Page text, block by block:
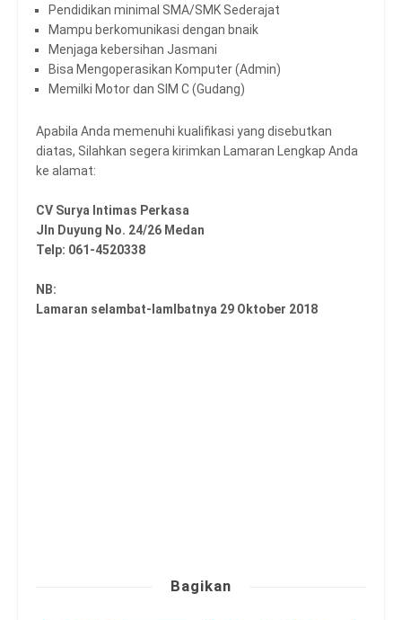
Pendidikan minimal SMA/SMK Sederajat
Mampu berkomunikasi dengan bnaik
Menjaga kebersihan Jasmani
Bisa Mengoperasikan Komputer (Admin)
Memilki Motor dan SIM C (Gudang)
Apabila Anda memenuhi kualifikasi yang disebutkan
diatas, Silahkan segera kirimkan Lamaran Lengkap Anda
ke alamat:
CV Surya Intimas Perkasa
Jln Duyung No. 24/26 Medan
Telp: 061-4520338
NB:
Lamaran selambat-lamlbatnya 29 Oktober 2018
Bagikan